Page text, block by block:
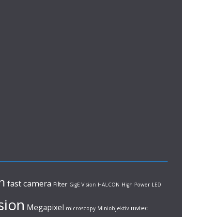
fast camera Filter GigE Vision HALCON High Power LED
Megapixel microscopy Miniobjektiv mvtec